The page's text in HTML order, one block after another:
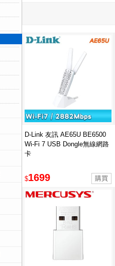
D-Link 友訊 AE65U BE6500
Wi-Fi 7 USB Dongle無線網路
卡
$1699